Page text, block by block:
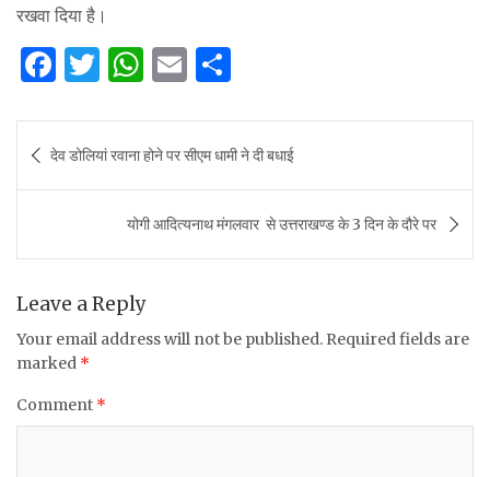
रखवा दिया है।
F
c
e
b
o
k
T
it
te
r
W
at
s
A
p
p
E
ai
l
ar
e
navigation
देव डोलियां रवाना होने पर सीएम धामी ने दी बधाई
योगी आदित्यनाथ मंगलवार से उत्तराखण्ड के 3 दिन के दौरे पर
Leave a Reply
Your email address will not be published. Required fields are
marked *
Comment *